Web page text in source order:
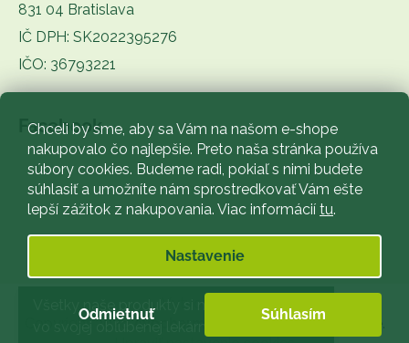
Chceli by sme, aby sa Vám na našom e-shope
nakupovalo čo najlepšie. Preto naša stránka používa
súbory cookies. Budeme radi, pokiaľ s nimi budete
súhlasiť a umožníte nám sprostredkovať Vám ešte
lepší zážitok z nakupovania. Viac informácií tu.
Nastavenie
Odmietnuť Súhlasím
Všetky naše produkty si môžete zakúpiť
831 04 Bratislava
IČ DPH: SK2022395276
IČO: 36793221
Facebook
Copyright 2026Avepharma
. Všetky práva vyhradené.